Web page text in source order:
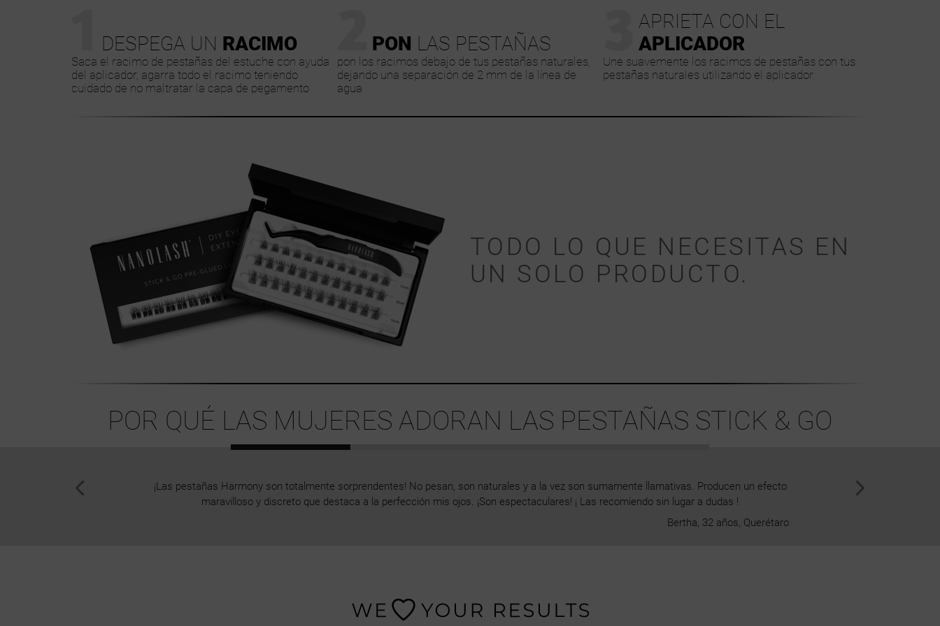
DESPEGA UN RACIMO
Saca el racimo de pestañas del estuche con ayuda
del aplicador, agarra todo el racimo teniendo
cuidado de no maltratar la capa de pegamento
PON LAS PESTAÑAS
pon los racimos debajo de tus pestañas naturales,
dejando una separación de 2 mm de la línea de
agua
APRIETA CON EL
APLICADOR
Une suavemente los racimos de pestañas con tus
pestañas naturales utilizando el aplicador.
TODO LO QUE NECESITAS EN
UN SOLO PRODUCTO.
POR QUÉ LAS MUJERES ADORAN LAS PESTAÑAS STICK & GO
¡Las pestañas Harmony son totalmente sorprendentes! No pesan, son naturales y a la vez son sumamente llamativas. Producen un efecto
maravilloso y discreto que destaca a la perfección mis ojos. ¡Son espectaculares! ¡ Las recomiendo sin lugar a dudas !
Bertha, 32 años, Querétaro
¡Estoy enamorada de las